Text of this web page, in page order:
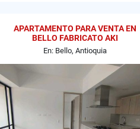
APARTAMENTO PARA VENTA EN
BELLO FABRICATO AKI
APARTAMENTOS. 21
En: Bello, Antioquia